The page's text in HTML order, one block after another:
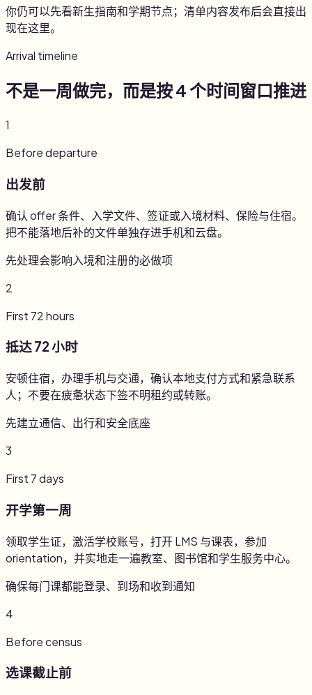
你仍可以先看新生指南和学期节点；清单内容发布后会直接出
现在这里。
Arrival timeline
不是一周做完，而是按 4 个时间窗口推进
1
Before departure
出发前
确认 offer 条件、入学文件、签证或入境材料、保险与住宿。
把不能落地后补的文件单独存进手机和云盘。
先处理会影响入境和注册的必做项
2
First 72 hours
抵达 72 小时
安顿住宿，办理手机与交通，确认本地支付方式和紧急联系
人；不要在疲惫状态下签不明租约或转账。
先建立通信、出行和安全底座
3
First 7 days
开学第一周
领取学生证，激活学校账号，打开 LMS 与课表，参加
orientation，并实地走一遍教室、图书馆和学生服务中心。
确保每门课都能登录、到场和收到通知
4
Before census
选课截止前